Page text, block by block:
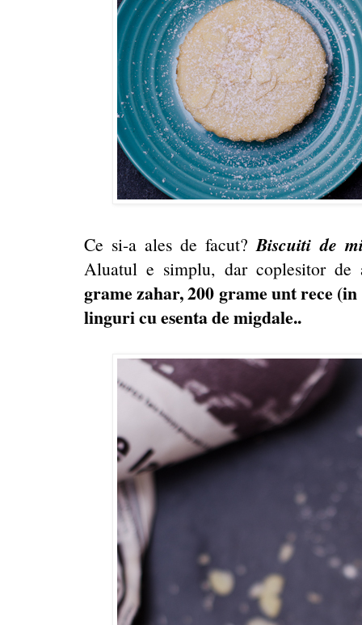
Ce si-a ales de facut?Biscuiti de
Aluatul e simplu, dar coplesitor
grame zahar, 200 grame unt rece
linguri cu esenta de migdale..